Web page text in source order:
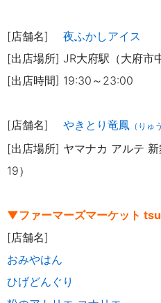
[店舗名] 夜ふかしアイス
[出店場所] JR大府駅（大府市
[出店時間] 19:30～23:00
[店舗名] やきとり竜鳳 （りゅ
[出店場所] ヤマナカ アルテ
19）
▼ファーマーズマーケット
[店舗名]
おみやはん
ひげどんぐり